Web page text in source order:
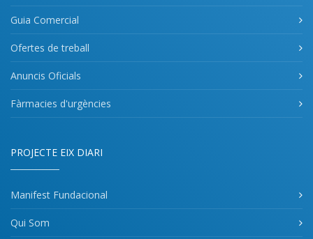
Guia Comercial
Ofertes de treball
Anuncis Oficials
Fàrmacies d'urgències
PROJECTE EIX DIARI
Manifest Fundacional
Qui Som